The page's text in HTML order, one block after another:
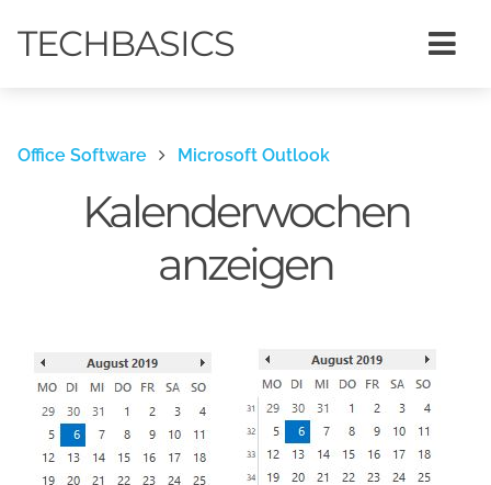
TECHBASICS
Office Software Microsoft Outlook
Kalenderwochen
anzeigen